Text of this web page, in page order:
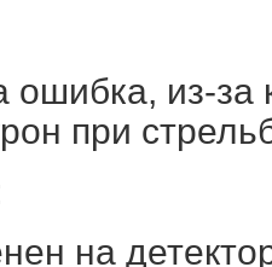
ошибка, из-
при
на